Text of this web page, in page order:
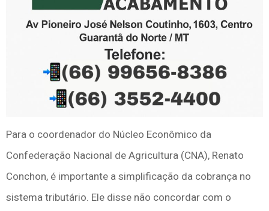
Para o coordenador do Núcleo Econômico da
Confederação Nacional de Agricultura (CNA), Renato
Conchon, é importante a simplificação da cobrança no
sistema tributário. Ele disse não concordar com o